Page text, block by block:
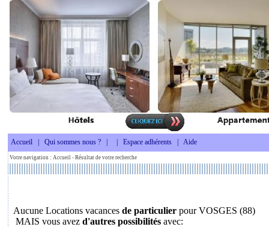
Accueil| Qui sommes nous ?| Espace adhérents| Aide
Votre navigation : Accueil- Résultat de votre recherche
Aucune Locations vacances de particulierpour VOSGES (88)
MAIS vous avez d'autres possibilitésavec: